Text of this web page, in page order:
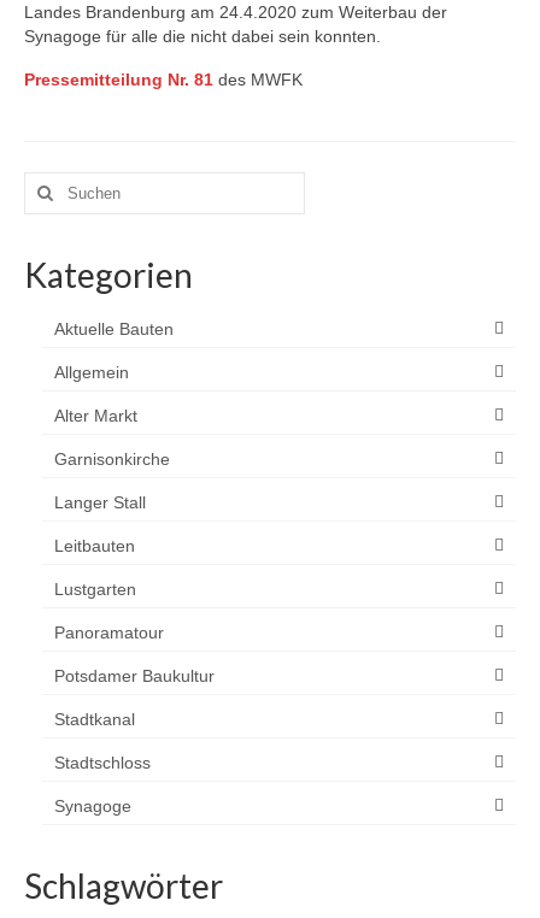
Landes Brandenburg am 24.4.2020 zum Weiterbau der
Synagoge für alle die nicht dabei sein konnten.
Pressemitteilung Nr. 81 des MWFK
Suchen
nach:
Kategorien
Aktuelle Bauten
Allgemein
Alter Markt
Garnisonkirche
Langer Stall
Leitbauten
Lustgarten
Panoramatour
Potsdamer Baukultur
Stadtkanal
Stadtschloss
Synagoge
Schlagwörter